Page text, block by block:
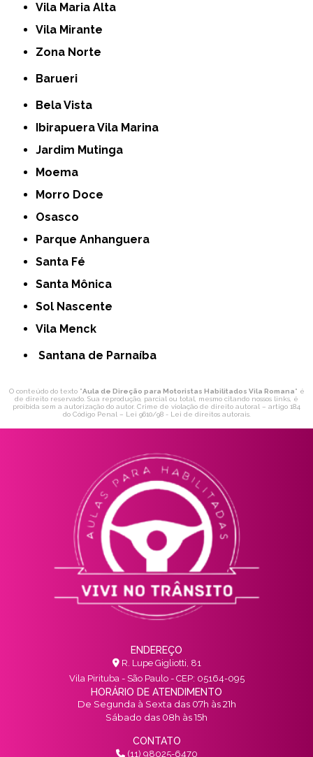
Vila Maria Alta
Vila Mirante
Zona Norte
Barueri
Bela Vista
Ibirapuera Vila Marina
Jardim Mutinga
Moema
Morro Doce
Osasco
Parque Anhanguera
Santa Fé
Santa Mônica
Sol Nascente
Vila Menck
Santana de Parnaíba
O conteúdo do texto "Aula de Direção para Motoristas Habilitados Vila Romana" é
de direito reservado. Sua reprodução, parcial ou total, mesmo citando nossos links, é
proibida sem a autorização do autor. Crime de violação de direito autoral – artigo 184
do Código Penal – Lei 9610/98 - Lei de direitos autorais.
ENDEREÇO
R. Lupe Gigliotti, 81
Vila Pirituba - São Paulo - CEP: 05164-095
HORÁRIO DE ATENDIMENTO
De Segunda à Sexta das 07h às 21h
Sábado das 08h às 15h
CONTATO
(11) 98025-6470